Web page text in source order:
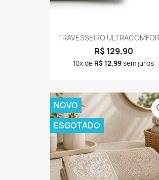
TRAVESSEIRO
R$ 129,90
10x de R$ 12,99sem juros
NOVO
ESGOTADO